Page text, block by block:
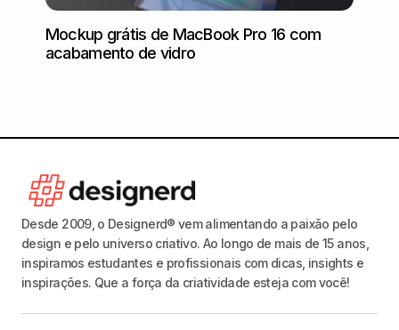
Mockup grátis de MacBook Pro 16 com
acabamento de vidro
Desde 2009, o Designerd® vem alimentando a paixão pelo
design e pelo universo criativo. Ao longo de mais de 15 anos,
inspiramos estudantes e profissionais com dicas, insights e
inspirações. Que a força da criatividade esteja com você!